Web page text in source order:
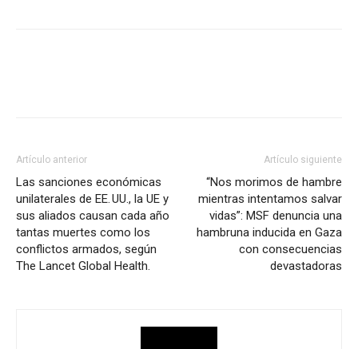
Artículo anterior
Las sanciones económicas
unilaterales de EE. UU., la UE y
sus aliados causan cada año
tantas muertes como los
conflictos armados, según
The Lancet Global Health.
Artículo siguiente
“Nos morimos de hambre
mientras intentamos salvar
vidas”: MSF denuncia una
hambruna inducida en Gaza
con consecuencias
devastadoras